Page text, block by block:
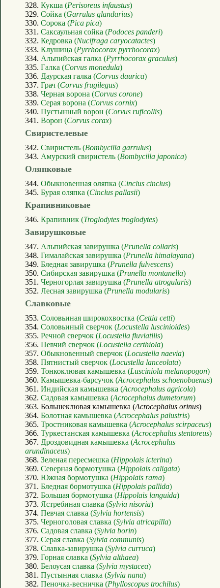
328. Кукша (Perisoreus infaustus)
329. Сойка (Garrulus glandarius)
330. Сорока (Pica pica)
331. Саксаульная сойка (Podoces panderi)
332. Кедровка (Nucifraga caryocatactes)
333. Клушица (Pyrrhocorax pyrrhocorax)
334. Альпийская галка (Pyrrhocorax graculus)
335. Галка (Corvus monedula)
336. Даурская галка (Corvus daurica)
337. Грач (Corvus frugilegus)
338. Черная ворона (Corvus corone)
339. Серая ворона (Corvus cornix)
340. Пустынный ворон (Corvus ruficollis)
341. Ворон (Corvus corax)
Свиристелевые
342. Свиристель (Bombycilla garrulus)
343. Амурский свиристель (Bombycilla japonica)
Оляпковые
344. Обыкновенная оляпка (Cinclus cinclus)
345. Бурая оляпка (Cinclus pallasii)
Крапивниковые
346. Крапивник (Troglodytes troglodytes)
Завирушковые
347. Альпийская завирушка (Prunella collaris)
348. Гималайская завирушка (Prunella himalayana)
349. Бледная завирушка (Prunella fulvescens)
350. Сибирская завирушка (Prunella montanella)
351. Черногорлая завирушка (Prunella atrogularis)
352. Лесная завирушка (Prunella modularis)
Славковые
353. Соловьиная широкохвостка (Cettia cetti)
354. Соловьиный сверчок (Locustella luscinioides)
355. Речной сверчок (Locustella fluviatilis)
356. Певчий сверчок (Locustella certhiola)
357. Обыкновенный сверчок (Locustella naevia)
358. Пятнистый сверчок (Locustella lanceolata)
359. Тонкоклювая камышевка (Lusciniola melanopogon)
360. Камышевка-барсучок (Acrocephalus schoenobaenus)
361. Индийская камышевка (Acrocephalus agricola)
362. Садовая камышевка (Acrocephalus dumetorum)
363. Большеклювая камышевка (Acrocephalus orinus)
364. Болотная камышевка (Acrocephalus palustris)
365. Тростниковая камышевка (Acrocephalus scirpaceus)
366. Туркестанская камышевка (Acrocephalus stentoreus)
367. Дроздовидная камышевка (Acrocephalus
arundinaceus)
368. Зеленая пересмешка (Hippolais icterina)
369. Северная бормотушка (Hippolais caligata)
370. Южная бормотушка (Hippolais rama)
371. Бледная бормотушка (Hippolais pallida)
372. Большая бормотушка (Hippolais languida)
373. Ястребиная славка (Sylvia nisoria)
374. Певчая славка (Sylvia hortensis)
375. Черноголовая славка (Sylvia atricapilla)
376. Садовая славка (Sylvia borin)
377. Серая славка (Sylvia communis)
378. Славка-завирушка (Sylvia curruca)
379. Горная славка (Sylvia althaea)
380. Белоусая славка (Sylvia mystacea)
381. Пустынная славка (Sylvia nana)
382. Пеночка-весничка (Phylloscopus trochilus)